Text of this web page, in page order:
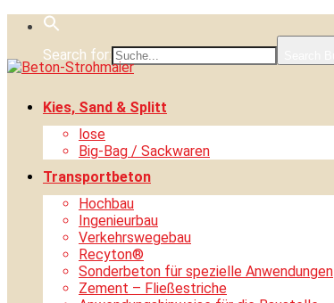
Skip
contentSearch for:
Kies, Sand & Splitt
lose
Big-Bag / Sackwaren
Transportbeton
Hochbau
Ingenieurbau
Verkehrswegebau
Recyton®
Sonderbeton für spezielle Anwendungen
Zement – Fließestriche